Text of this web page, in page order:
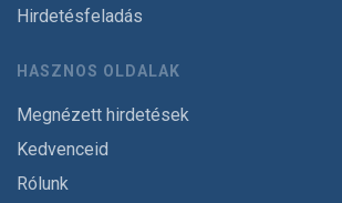
Hirdetésfeladás
HASZNOS OLDALAK
Megnézett hirdetések
Kedvenceid
Rólunk